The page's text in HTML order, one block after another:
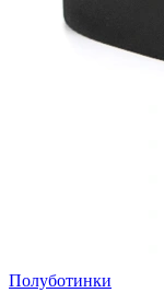
Полуботинки